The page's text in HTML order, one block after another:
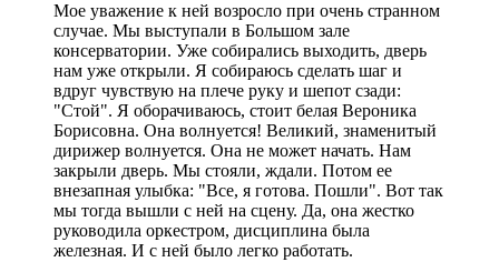
Мое уважение к ней возросло при очень странном
случае. Мы выступали в Большом зале
консерватории. Уже собирались выходить, дверь
нам уже открыли. Я собираюсь сделать шаг и
вдруг чувствую на плече руку и шепот сзади:
"Стой". Я оборачиваюсь, стоит белая Вероника
Борисовна. Она волнуется! Великий, знаменитый
дирижер волнуется. Она не может начать. Нам
закрыли дверь. Мы стояли, ждали. Потом ее
внезапная улыбка: "Все, я готова. Пошли". Вот так
мы тогда вышли с ней на сцену. Да, она жестко
руководила оркестром, дисциплина была
железная. И с ней было легко работать.